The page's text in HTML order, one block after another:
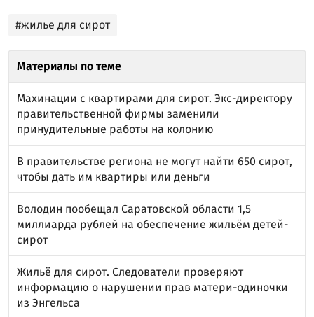
#жилье для сирот
Материалы по теме
Махинации с квартирами для сирот. Экс-директору
правительственной фирмы заменили
принудительные работы на колонию
В правительстве региона не могут найти 650 сирот,
чтобы дать им квартиры или деньги
Володин пообещал Саратовской области 1,5
миллиарда рублей на обеспечение жильём детей-
сирот
Жильё для сирот. Следователи проверяют
информацию о нарушении прав матери-одиночки
из Энгельса